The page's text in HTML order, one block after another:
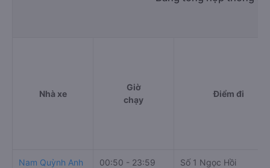
Nhà xe
Giờ
chạy
Điểm đi
Nam Quỳnh Anh 00:50 - 23:59 Số 1 Ngọc Hồi